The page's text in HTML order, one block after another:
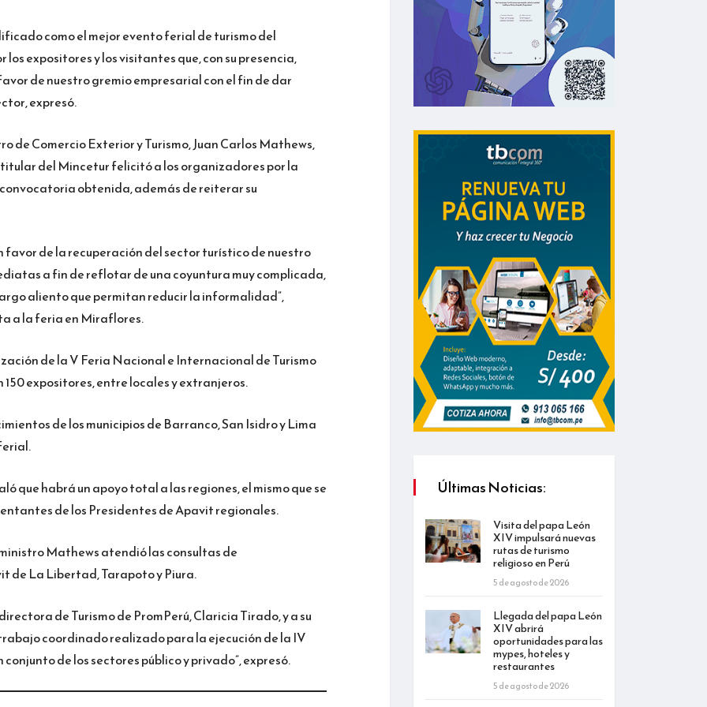
como el mejor evento ferial de turismo del
expositores y los visitantes que, con su presencia,
de nuestro gremio empresarial con el fin de dar
expresó.
de Comercio Exterior y Turismo, Juan Carlos Mathews,
del Mincetur felicitó a los organizadores por la
obtenida, además de reiterar su
favor de la recuperación del sector turístico de nuestro
a fin de reflotar de una coyuntura muy complicada,
aliento que permitan reducir la informalidad”,
a la feria en Miraflores.
de la V Feria Nacional e Internacional de Turismo
150 expositores, entre locales y extranjeros.
de los municipios de Barranco, San Isidro y Lima
que habrá un apoyo total a las regiones, el mismo que se
de los Presidentes de Apavit regionales.
Mathews atendió las consultas de
de La Libertad, Tarapoto y Piura.
de Turismo de PromPerú, Claricia Tirado, y a su
coordinado realizado para la ejecución de la IV
de los sectores público y privado”, expresó.
Últimas Noticias:
Visita del papa León
XIV impulsará nuevas
rutas de turismo
religioso en Perú
5 de agosto de 2026
Llegada del papa León
XIV abrirá
oportunidades para las
mypes, hoteles y
restaurantes
5 de agosto de 2026